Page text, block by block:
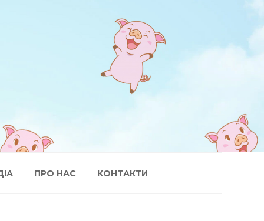
ПРО НАС КОНТАКТИ